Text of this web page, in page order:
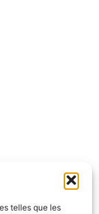
telles que les